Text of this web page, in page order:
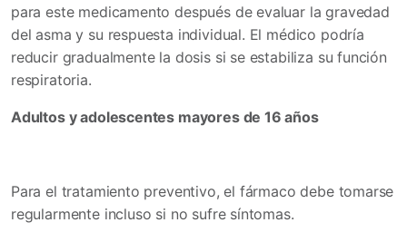
para este medicamento después de evaluar la gravedad
del asma y su respuesta individual. El médico podría
reducir gradualmente la dosis si se estabiliza su función
respiratoria.
Adultos y adolescentes mayores de 16 años
Para el tratamiento preventivo, el fármaco debe tomarse
regularmente incluso si no sufre síntomas.